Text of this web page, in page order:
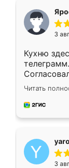
3
Кухню
недели
довольны
мебель за
Читать
3